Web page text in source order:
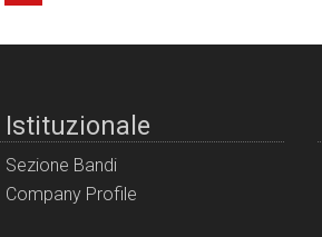
Istituzionale
Sezione Bandi
Company Profile